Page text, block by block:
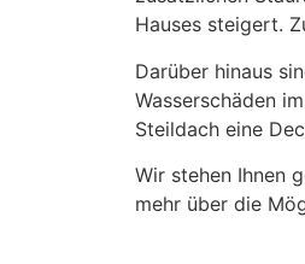
Hauses steigert.
Darüber hinaus
Wasserschäden
Steildach eine
Wir stehen Ihnen
mehr über die